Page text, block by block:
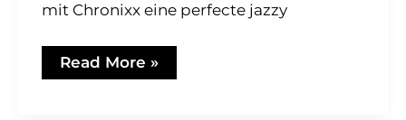
mit Chronixx eine perfecte jazzy
JAH9
XTRA
Read More »